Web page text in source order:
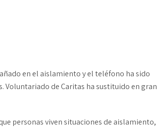
en el aislamiento y el teléfono ha sido
Voluntariado de Caritas ha sustituido en gran
personas viven situaciones de aislamiento,